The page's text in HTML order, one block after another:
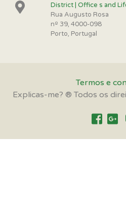
District | Office s and
Rua Augusto Rosa
nº 39, 4000-098
Porto, Portugal
Termos e
Explicas-me? ® Todos os